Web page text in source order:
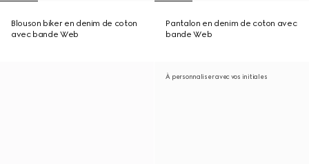
Blouson biker en denim de coton
avec bande Web
Pantalon en denim de coton avec
bande Web
À personnaliser avec vos initiales